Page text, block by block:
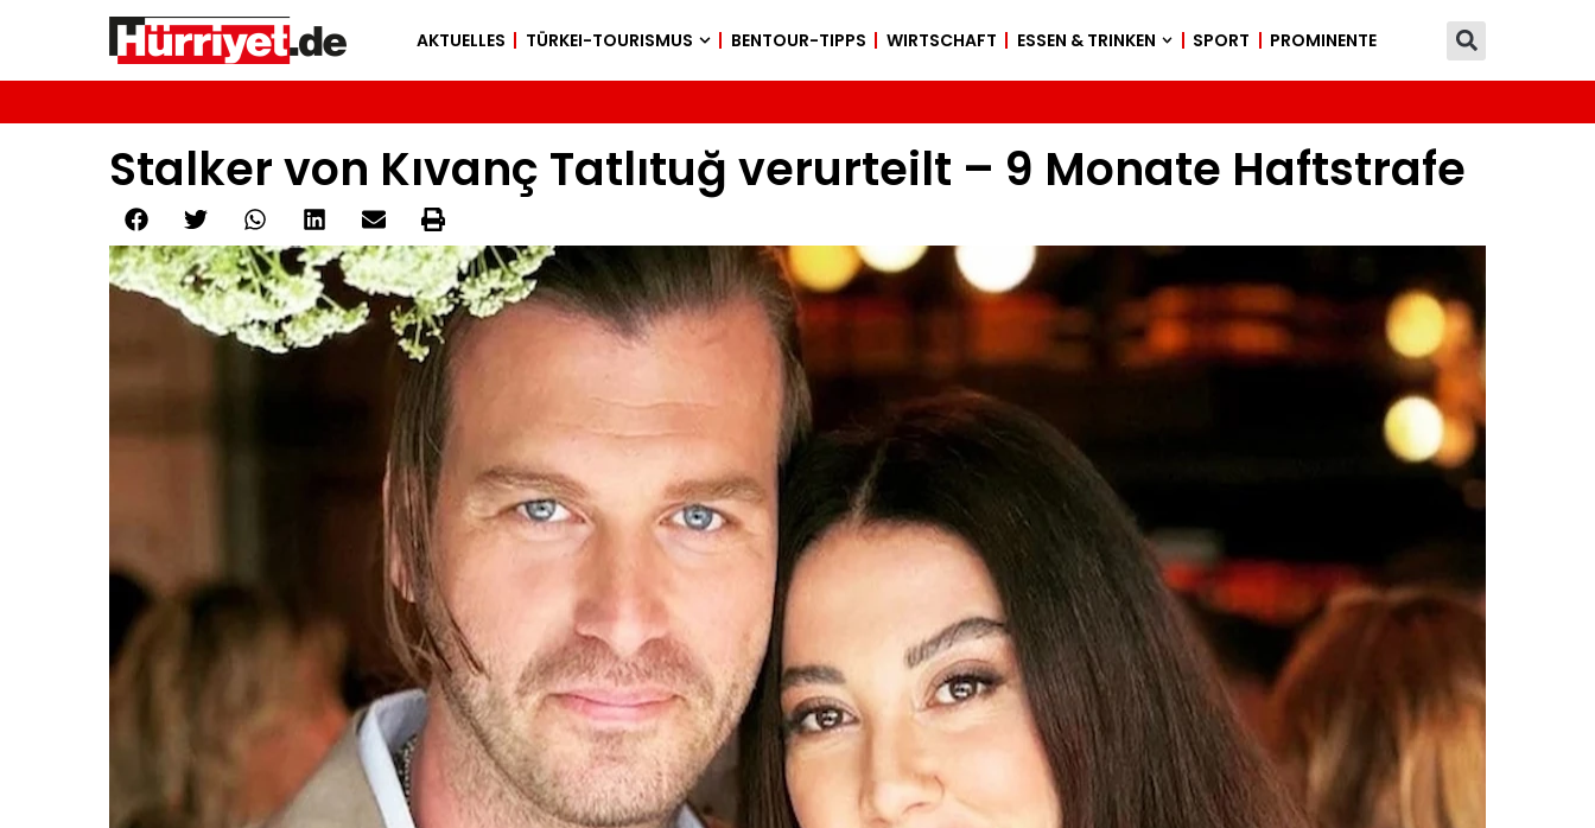
AKTUELLES TÜRKEI-TOURISMUS BENTOUR-TIPPS WIRTSCHAFT ESSEN & TRINKEN SPORT PROMINENTE
Stalker von Kıvanç Tatlıtuğ verurteilt – 9 Monate Haftstrafe